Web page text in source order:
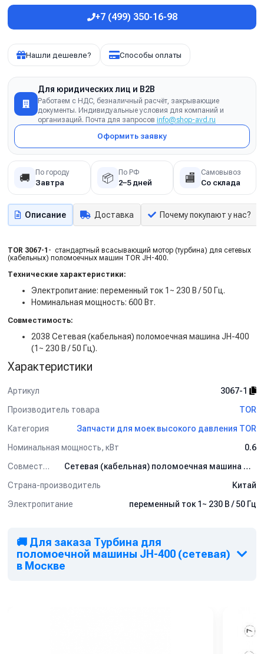
+7 (499) 350-16-98
Нашли дешевле? Способы оплаты
Для юридических лиц и B2B
Работаем с НДС, безналичный расчёт, закрывающие
документы. Индивидуальные условия для компаний и
организаций. Почта для запросов info@shop-avd.ru
Оформить заявку
🚚 По городу
Завтра 📦 По РФ
2–5 дней 🏬 Самовывоз
Со склада
Описание Доставка Почему покупают у нас?
TOR 3067-1 - cтандартный всасывающий мотор (турбина) для сетевых
(кабельных) поломоечных машин TOR JH-400.
Технические характеристики:
Электропитание: переменный ток 1~ 230 В / 50 Гц.
Номинальная мощность: 600 Вт.
Совместимость:
2038 Сетевая (кабельная) поломоечная машина JH-400
(1~ 230 В / 50 Гц).
Характеристики
Артикул
3067-1
Производитель товара
TOR
Категория
Запчасти для моек высокого давления TOR
Номинальная мощность, кВт
0.6
Совместимость
Сетевая (кабельная) поломоечная машина JH-400 (1~ 230 В / 50 Гц)
Страна-производитель
Китай
Электропитание
переменный ток 1~ 230 В / 50 Гц
🚚 Для заказа Турбина для
поломоечной машины JH-400 (сетевая)
в Москве